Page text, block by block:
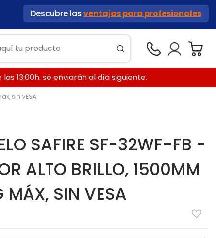
Descubre las ventajas para profesionales
13:00h. se enviarán al día siguiente.
sin VESA
SAFIRE SF-32WF-FB -
ALTO BRILLO, 1500MM
MÁX, SIN VESA